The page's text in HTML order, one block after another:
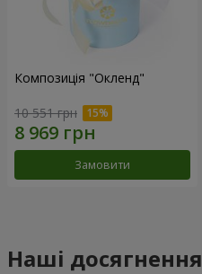
Композиція "Окленд"
10 551 грн
Замовити
Наші досягнення